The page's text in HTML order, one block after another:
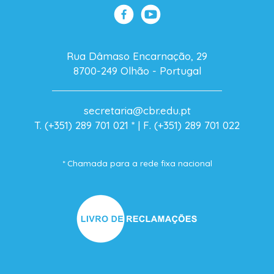
Rua Dâmaso Encarnação, 29
8700-249 Olhão - Portugal
secretaria@cbr.edu.pt
T. (+351) 289 701 021 * | F. (+351) 289 701 022
* Chamada para a rede fixa nacional